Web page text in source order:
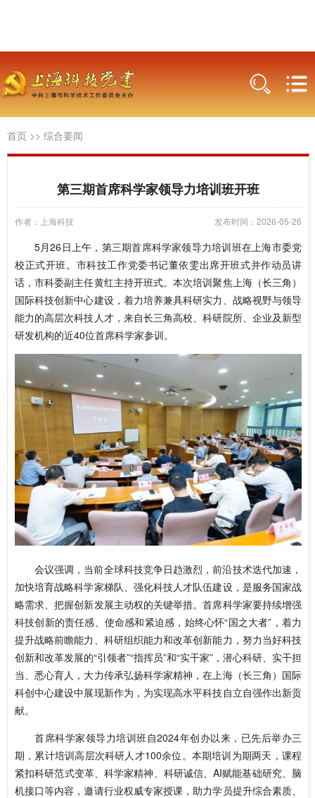
首页 >> 综合要闻
第三期首席科学家领导力培训班开班
作者：上海科技 发布时间：2026-05-26
5月26日上午，第三期首席科学家领导力培训班在上海市委党
校正式开班。市科技工作党委书记董依雯出席开班式并作动员讲
话，市科委副主任黄红主持开班式。本次培训聚焦上海（长三角）
国际科技创新中心建设，着力培养兼具科研实力、战略视野与领导
能力的高层次科技人才，来自长三角高校、科研院所、企业及新型
研发机构的近40位首席科学家参训。
会议强调，当前全球科技竞争日趋激烈，前沿技术迭代加速，
加快培育战略科学家梯队、强化科技人才队伍建设，是服务国家战
略需求、把握创新发展主动权的关键举措。首席科学家要持续增强
科技创新的责任感、使命感和紧迫感，始终心怀“国之大者”，着力
提升战略前瞻能力、科研组织能力和改革创新能力，努力当好科技
创新和改革发展的“引领者”“指挥员”和“实干家”，潜心科研、实干担
当、悉心育人，大力传承弘扬科学家精神，在上海（长三角）国际
科创中心建设中展现新作为，为实现高水平科技自立自强作出新贡
献。
首席科学家领导力培训班自2024年创办以来，已先后举办三
期，累计培训高层次科研人才100余位。本期培训为期两天，课程
紧扣科研范式变革、科学家精神、科研诚信、AI赋能基础研究、脑
机接口等内容，邀请行业权威专家授课，助力学员提升综合素质、